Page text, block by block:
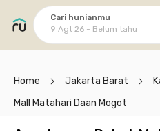
Cari hunianmu
9 Agt 26 - Belum tahu
Home Jakarta Barat
Mall Matahari Daan Mogot